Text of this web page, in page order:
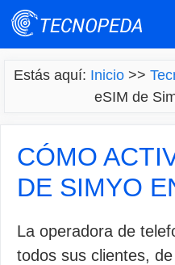
Saltar
Estás aquí: Inicio >>
eSIM de
CÓMO
DE SIMYO
La operadora de
todos sus clientes,